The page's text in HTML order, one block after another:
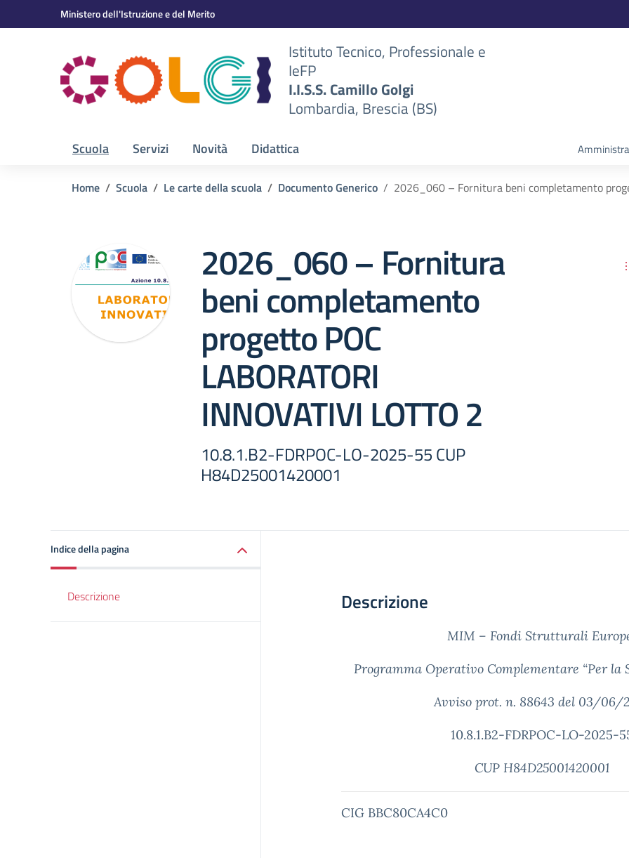
Vai ai contenuti
Vai al menu di navigazioneMinistero dell'Istruzione e del Merito
Istituto Tecnico, Professionale e
IeFP
I.I.S.S. Camillo Golgi
Lombardia, Brescia (BS)
Scuola Servizi Novità Didattica
Home Scuola Le carte della scuola Documento Generico 2026_060 – Fornitura beni completamento
2026_060 – Fornitura
beni completamento
progetto POC
LABORATORI
INNOVATIVI LOTTO 2
10.8.1.B2-FDRPOC-LO-2025-55 CUP
H84D25001420001
Indice della pagina
Descrizione Descrizione
MIM – Fondi Strutturali
Programma Operativo Complementare “Per la
Avviso prot. n. 88643 del 03/06/
10.8.1.B2-FDRPOC-LO-2025-
CUP H84D25001420001
CIG BBC80CA4C0